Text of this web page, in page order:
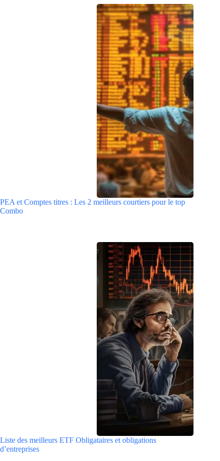
PEA et Comptes titres : Les 2 meilleurs courtiers pour le top
Combo
Liste des meilleurs ETF Obligataires et obligations
d’entreprises